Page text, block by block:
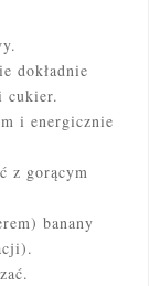
dokładnie
cukier.
i energicznie
z gorącym
banany